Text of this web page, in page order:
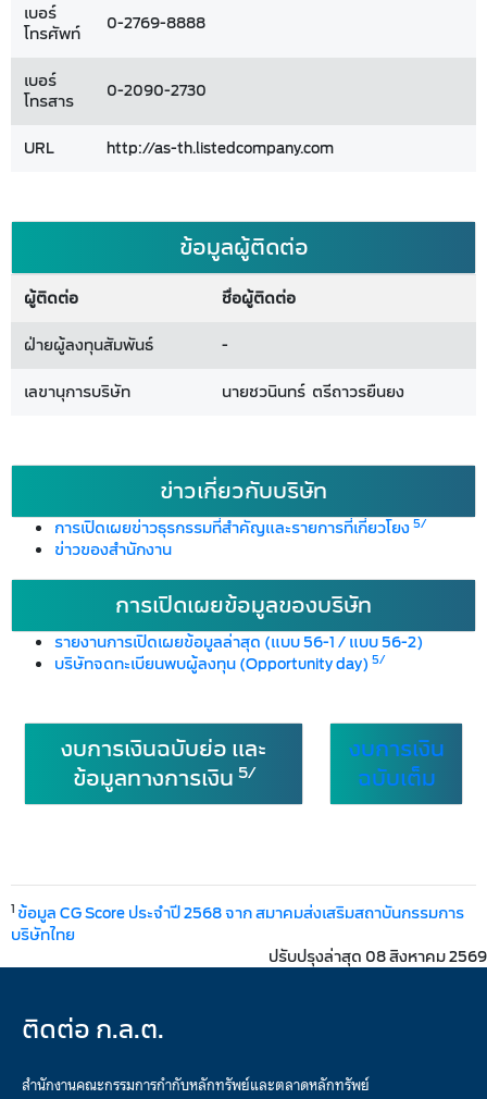
เบอร์
โทรศัพท์
0-2769-8888
เบอร์
โทรสาร
0-2090-2730
URL http://as-th.listedcompany.com
ข้อมูลผู้ติดต่อ
ผู้ติดต่อ
ชื่อผู้ติดต่อ
ฝ่ายผู้ลงทุนสัมพันธ์
-
เลขานุการบริษัท
นายชวนินทร์ ตรีถาวรยืนยง
ข่าวเกี่ยวกับบริษัท
การเปิดเผยข่าวธุรกรรมที่สำคัญและรายการที่เกี่ยวโยง5/
ข่าวของสำนักงาน
การเปิดเผยข้อมูลของบริษัท
รายงานการเปิดเผยข้อมูลล่าสุด (แบบ 56-1 / แบบ 56-2)
บริษัทจดทะเบียนพบผู้ลงทุน (Opportunity day) 5/
งบการเงินฉบับย่อ และ
ข้อมูลทางการเงิน 5/
งบการเงิน
ฉบับเต็ม
1 ข้อมูล CG Score ประจำปี 2568 จาก สมาคมส่งเสริมสถาบันกรรมการ
บริษัทไทย
ปรับปรุงล่าสุด 08 สิงหาคม 2569
ติดต่อ ก.ล.ต.
สำนักงานคณะกรรมการกำกับหลักทรัพย์และตลาดหลักทรัพย์